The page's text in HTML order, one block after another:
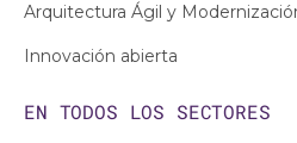
Arquitectura Ágil y
Innovación abierta
EN TODOS LOS SECTORES